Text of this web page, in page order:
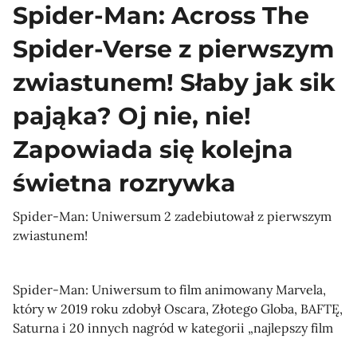
Spider-Man: Across The
Spider-Verse z pierwszym
zwiastunem! Słaby jak sik
pająka? Oj nie, nie!
Zapowiada się kolejna
świetna rozrywka
Spider-Man: Uniwersum 2 zadebiutował z pierwszym
zwiastunem!
Spider-Man: Uniwersum to film animowany Marvela,
który w 2019 roku zdobył Oscara, Złotego Globa, BAFTĘ,
Saturna i 20 innych nagród w kategorii „najlepszy film